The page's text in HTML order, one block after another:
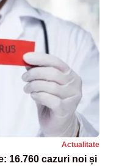
Actualitate
16.760 cazuri noi și